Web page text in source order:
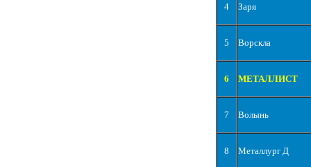
4 Заря
5 Ворскла
6 МЕТАЛЛИСТ
7 Волынь
8 Металлург Д